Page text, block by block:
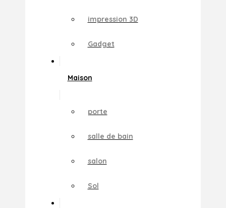
impression 3D
Gadget
Maison
porte
salle de bain
salon
Sol